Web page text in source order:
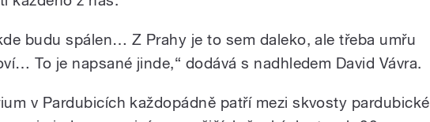
budu spálen… Z Prahy je to sem daleko, ale třeba umřu
To je napsané jinde,“ dodává s nadhledem David Vávra.
v Pardubicích každopádně patří mezi skvosty pardubické